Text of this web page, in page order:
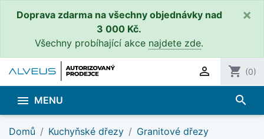
Doprava zdarma na všechny objednávky nad
3 000 Kč.
Všechny probíhající akce najdete zde.
×
 shopping_cart (0)
 MENU search
Domů Kuchyňské dřezy
Granitové dřezy